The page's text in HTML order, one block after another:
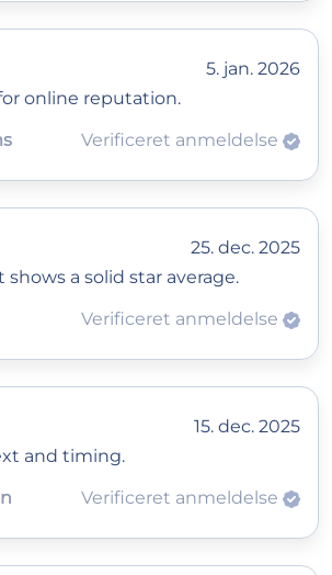
5. jan. 2026
online reputation.
Verificeret anmeldelse
25. dec. 2025
shows a solid star average.
Verificeret anmeldelse
15. dec. 2025
and timing.
Verificeret anmeldelse